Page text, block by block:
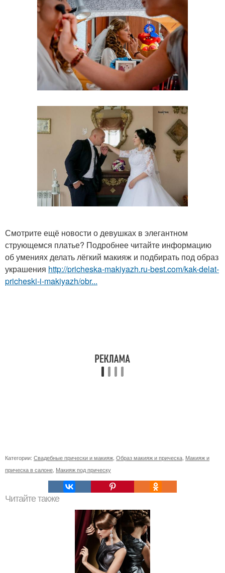
Смотрите ещё новости о девушках в элегантном
струющемся платье? Подробнее читайте информацию
об умениях делать лёгкий макияж и подбирать под образ
украшения http://pricheska-makiyazh.ru-best.com/kak-delat-
pricheski-i-makiyazh/obr...
Категории: Свадебные прически и макияж Образ макияж и прическа Макияж и
прическа в салоне Макияж под прическу
Читайте также